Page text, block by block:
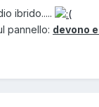
ibrido.....
pannello: devono